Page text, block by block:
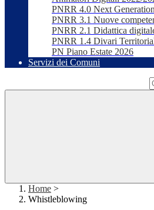
PNRR 4.0 Next
PNRR 3.1 Nuove
PNRR 2.1 Didattica
PNRR 1.4 Divari
PN Piano Estate 2026
Servizi dei Comuni
Home >
Whistleblowing